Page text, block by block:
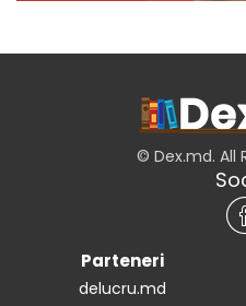
© Dex.md. All
Parteneri
delucru.md